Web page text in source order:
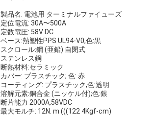
製品名: 電池用 ターミナルファイューズ
定位電流: 30A〜500A
定数電圧: 58V DC
ベース:熱塑性PPS UL94-V0,色:黒
スクロール:鋼 (亜鉛) 自閉式
ステンレス鋼
断熱材料:セラミック
カバー: プラスチック; 色: 赤
コーティング: プラスチック,色:透明
溶解元素:銅合金 (ニッケル付);色:銀
断片能力 2000A,58VDC
最大モルチ: 12N. m (((122 4Kgf-cm)